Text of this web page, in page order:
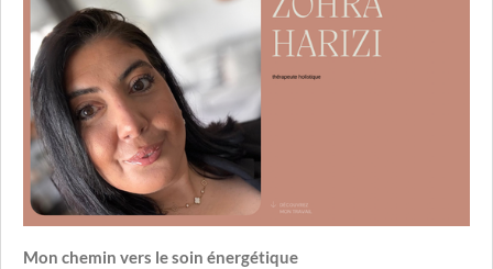
Mon chemin vers le soin énergétique